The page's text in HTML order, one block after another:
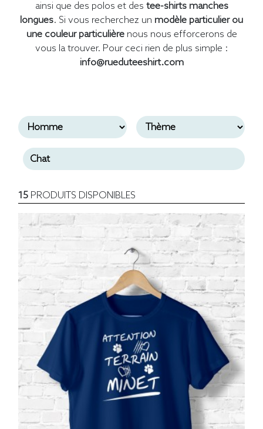
ainsi que des polos et des tee-shirts manches
longues. Si vous recherchez un modèle particulier ou
une couleur particulièrenous nous efforcerons de
vous la trouver. Pour ceci rien de plus simple :
info@rueduteeshirt.com
15 PRODUITS DISPONIBLES